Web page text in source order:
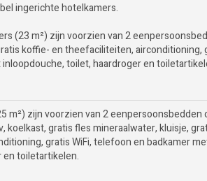
ingerichte hotelkamers.
(23 m²) zijn voorzien van 2
koffie- en theefaciliteiten, airconditioning,
toilet, haardroger en
m²) zijn voorzien van 2 eenpersoonsbedden
gratis fles mineraalwater, kluisje,
gratis WiFi, telefoon en badkamer
en toiletartikelen.